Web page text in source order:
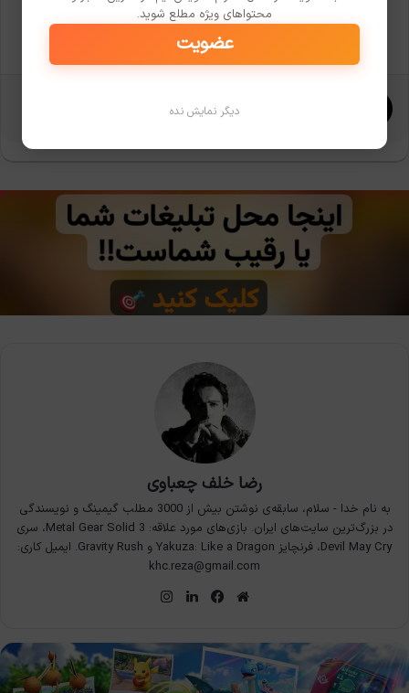
کپی لینک
رضا خلف چعباوی
به نام خدا - سلام، سابقه‌ی نوشتن بیش از 3000 مطلب گیمینگ و نویسندگی
در بزرگ‌ترین سایت‌های ایران. بازی‌های مورد علاقه: Metal Gear Solid 3، سری
Devil May Cry، فرنچایز Yakuza: Like a Dragon و Gravity Rush. ایمیل کاری:
khc.reza@gmail.com
وبسایت
فیس
لینکدین
محتواهای ویژه مطلع شوید.
عضویت
دیگر نمایش نده